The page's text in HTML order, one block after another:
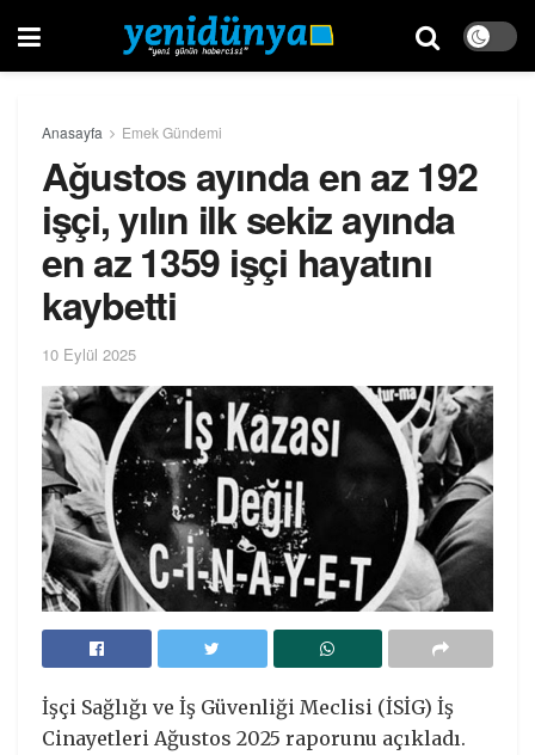
Anasayfa Emek Gündemi
Ağustos ayında en az 192
işçi, yılın ilk sekiz ayında
en az 1359 işçi hayatını
kaybetti
10 Eylül 2025
İşçi Sağlığı ve İş Güvenliği Meclisi (İSİG) İş
Cinayetleri Ağustos 2025 raporunu açıkladı.